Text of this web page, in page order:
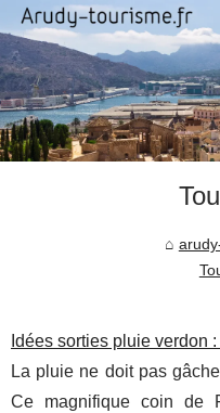
Idées sorties pluie verdon
La pluie ne doit pas
Ce magnifique coin de